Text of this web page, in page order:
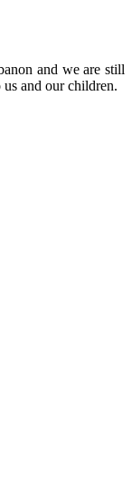
and we are still
and our children.